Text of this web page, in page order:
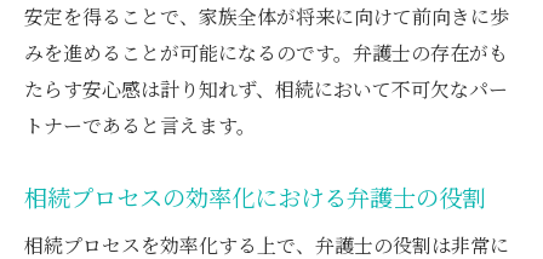
安定を得ることで、家族全体が将来に向けて前向きに歩
みを進めることが可能になるのです。弁護士の存在がも
たらす安心感は計り知れず、相続において不可欠なパー
トナーであると言えます。
相続プロセスの効率化における弁護士の役割
相続プロセスを効率化する上で、弁護士の役割は非常に